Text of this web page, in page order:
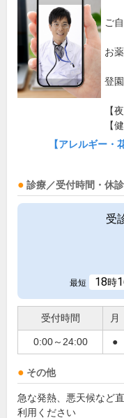
ご
お
登
【
【
【アレルギー・
診療／受付時間・休診
受
最短 18時
受付時間 月
0:00～24:00 ●
その他
急な発熱、悪天候など
利用ください